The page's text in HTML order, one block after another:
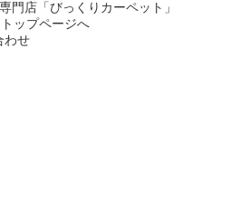
門店「びっくりカーペット」
わせ